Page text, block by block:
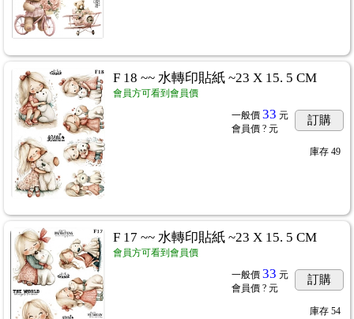
F 18 ~~ 水轉印貼紙 ~23 X 15. 5 CM
會員方可看到會員價
一般價 33 元
會員價 ? 元
訂購
庫存 49
F 17 ~~ 水轉印貼紙 ~23 X 15. 5 CM
會員方可看到會員價
一般價 33 元
會員價 ? 元
訂購
庫存 54